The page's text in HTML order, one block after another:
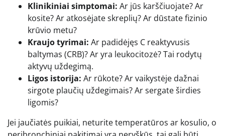
Klinikiniai simptomai: Ar jūs karščiuojate? Ar
kosite? Ar atkosėjate skreplių? Ar dūstate fizinio
krūvio metu?
Kraujo tyrimai: Ar padidėjęs C reaktyvusis
baltymas (CRB)? Ar yra leukocitozė? Tai rodytų
aktyvų uždegimą.
Ligos istorija: Ar rūkote? Ar vaikystėje dažnai
sirgote plaučių uždegimais? Ar sergate širdies
ligomis?
Jei jaučiatės puikiai, neturite temperatūros ar kosulio, o